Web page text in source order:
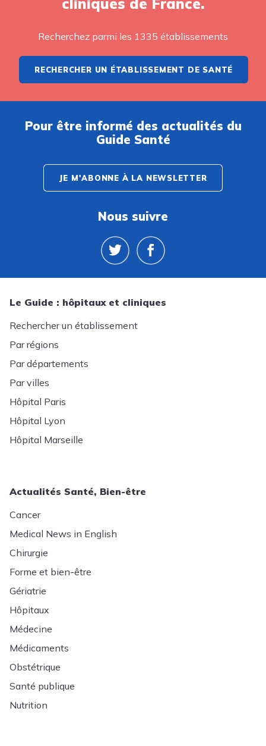
Recherchez parmi les 1335 établissements
RECHERCHER UN ÉTABLISSEMENT DE SANTÉ
Pour être informé des actualités du
Guide Santé
JE M'ABONNE À LA NEWSLETTER
Nous suivre
Le Guide : hôpitaux et cliniques
Rechercher un établissement
Par régions
Par départements
Par villes
Hôpital Paris
Hôpital Lyon
Hôpital Marseille
Actualités Santé, Bien-être
Cancer
Medical News in English
Chirurgie
Forme et bien-être
Gériatrie
Hôpitaux
Médecine
Médicaments
Obstétrique
Santé publique
Nutrition